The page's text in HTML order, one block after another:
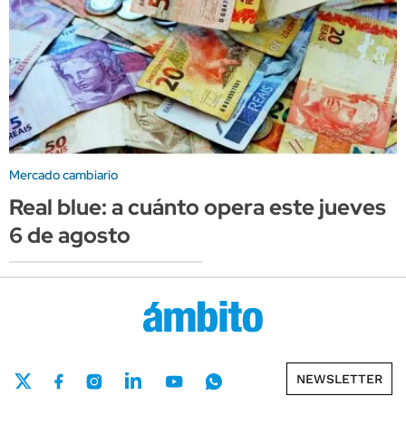
Mercado cambiario
Real blue: a cuánto opera este jueves
6 de agosto
NEWSLETTER